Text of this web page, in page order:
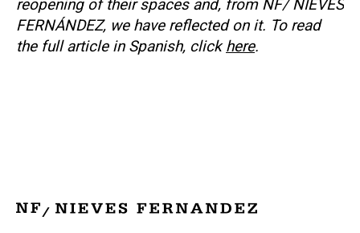
reopening of their spaces and, from NF/ NIEVES
FERNÁNDEZ, we have reflected on it. To read
the full article in Spanish, clickhere.